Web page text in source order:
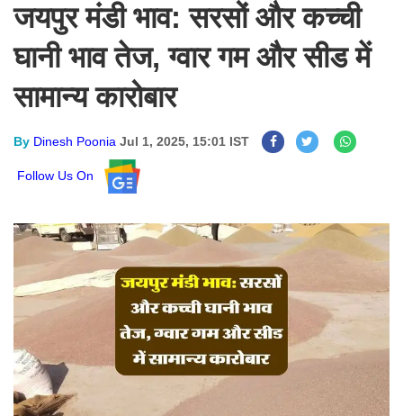
जयपुर मंडी भाव: सरसों और कच्ची
घानी भाव तेज, ग्वार गम और सीड में
सामान्य कारोबार
By Dinesh Poonia Jul 1, 2025, 15:01 IST
Follow Us On